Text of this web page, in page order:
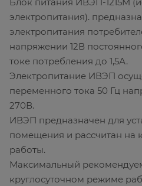
Блок питания ИВЭП-1215M
электропитания).
электропитания
напряжении 12В
токе потребления до 1,5А.
Электропитание ИВЭП
переменного тока 50 Гц
270В.
ИВЭП предназначен для
помещения и рассчитан на
работы.
Максимальный
круглосуточном режиме